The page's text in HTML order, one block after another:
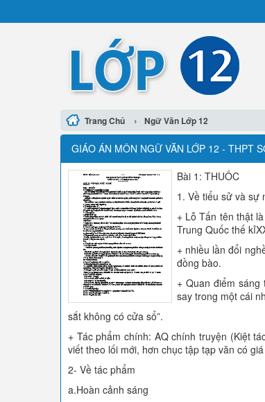
Trang Chủ › Ngữ Văn Lớp 12
GIÁO ÁN MÔN NGỮ VĂN LỚP 12 - THPT
Bài 1: THUỐC
1. Về tiểu sử và sự
+ Lỗ Tấn tên thật
Trung Quốc thế
+ nhiều lần đổi
đồng bào.
+ Quan điểm
say trong một cái
sắt không có cửa sổ”.
+ Tác phẩm chính: AQ chính truyện (Kiệt
viết theo lối mới, hơn chục tập tạp văn có
2- Về tác phẩm
a.Hoàn cảnh sáng